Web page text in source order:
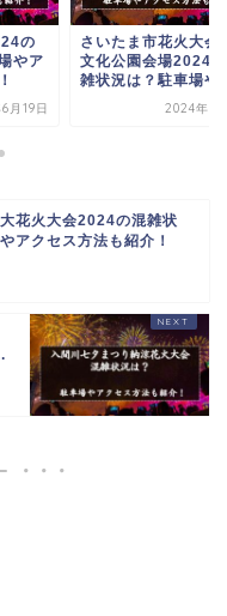
の
やア
月19日
さいたま市花火大会
文化公園会場2024
雑状況は？駐車場や
2024年6
花火大会2024の混雑状
アクセス方法も紹介！